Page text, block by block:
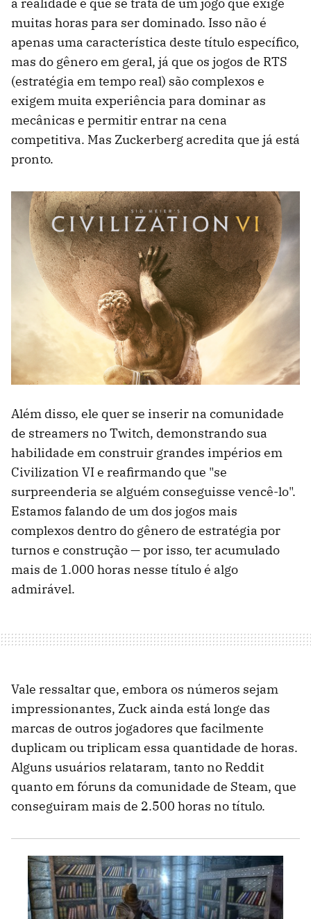
muitas horas para ser dominado. Isso não é
apenas uma característica deste título específico,
mas do gênero em geral, já que os jogos de RTS
(estratégia em tempo real) são complexos e
exigem muita experiência para dominar as
mecânicas e permitir entrar na cena
competitiva. Mas Zuckerberg acredita que já está
pronto.
Além disso, ele quer se inserir na comunidade
de streamers no Twitch, demonstrando sua
habilidade em construir grandes impérios em
Civilization VI e reafirmando que "se
surpreenderia se alguém conseguisse vencê-lo".
Estamos falando de um dos jogos mais
complexos dentro do gênero de estratégia por
turnos e construção — por isso, ter acumulado
mais de 1.000 horas nesse título é algo
admirável.
Vale ressaltar que, embora os números sejam
impressionantes, Zuck ainda está longe das
marcas de outros jogadores que facilmente
duplicam ou triplicam essa quantidade de horas.
Alguns usuários relataram, tanto no Reddit
quanto em fóruns da comunidade de Steam, que
conseguiram mais de 2.500 horas no título.